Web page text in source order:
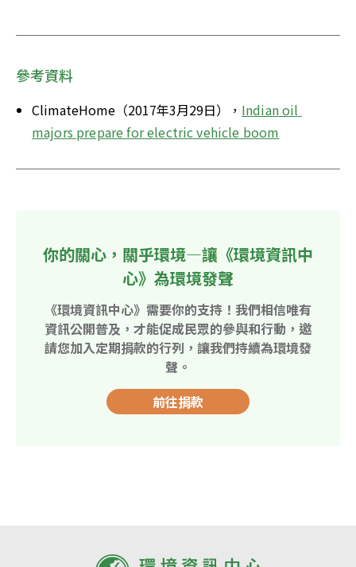
參考資料
ClimateHome（2017年3月29日）， Indian oil
majors prepare for electric vehicle boom
你的關心，關乎環境—讓《環境資訊中
心》為環境發聲
《環境資訊中心》需要你的支持！我們相信唯有
資訊公開普及，才能促成民眾的參與和行動，邀
請您加入定期捐款的行列，讓我們持續為環境發
聲。
前往捐款